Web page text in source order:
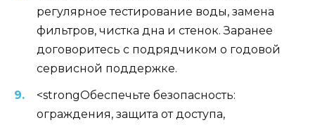
регулярное тестирование воды, замена
фильтров, чистка дна и стенок. Заранее
договоритесь с подрядчиком о годовой
сервисной поддержке.
<strongОбеспечьте безопасность:
ограждения, защита от доступа,